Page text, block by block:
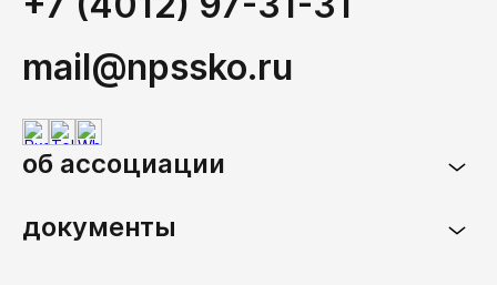
mail@npssko.ru
об ассоциации
документы